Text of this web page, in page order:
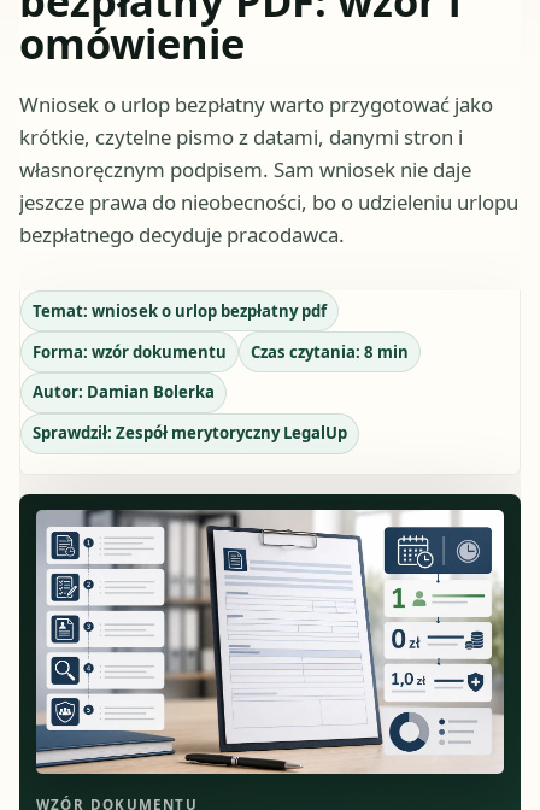
omówienie
Wniosek o urlop bezpłatny warto przygotować jako
krótkie, czytelne pismo z datami, danymi stron i
własnoręcznym podpisem. Sam wniosek nie daje
jeszcze prawa do nieobecności, bo o udzieleniu urlopu
bezpłatnego decyduje pracodawca.
Temat: wniosek o urlop bezpłatny pdf
Forma: wzór dokumentu Czas czytania: 8 min
Autor: Damian Bolerka
Sprawdził: Zespół merytoryczny LegalUp
WZÓR DOKUMENTU